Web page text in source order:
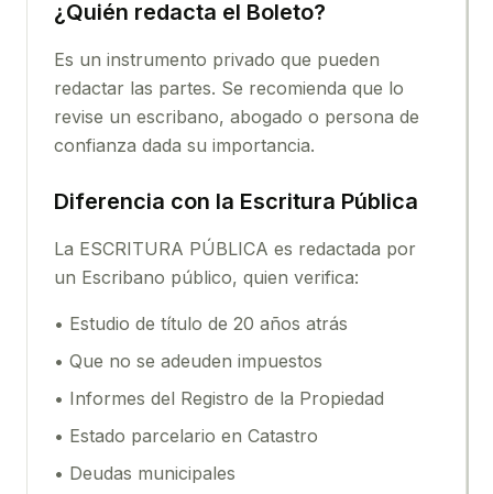
¿Quién redacta el Boleto?
Es un instrumento privado que pueden
redactar las partes. Se recomienda que lo
revise un escribano, abogado o persona de
confianza dada su importancia.
Diferencia con la Escritura Pública
La ESCRITURA PÚBLICA es redactada por
un Escribano público, quien verifica:
• Estudio de título de 20 años atrás
• Que no se adeuden impuestos
• Informes del Registro de la Propiedad
• Estado parcelario en Catastro
• Deudas municipales